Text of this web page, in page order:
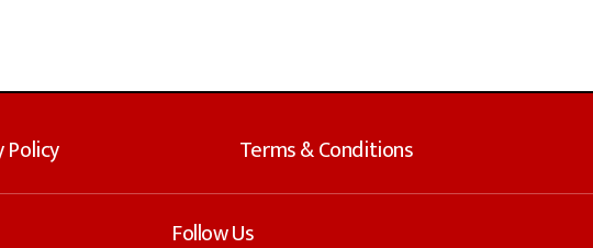
Policy Terms & Conditions
Follow Us